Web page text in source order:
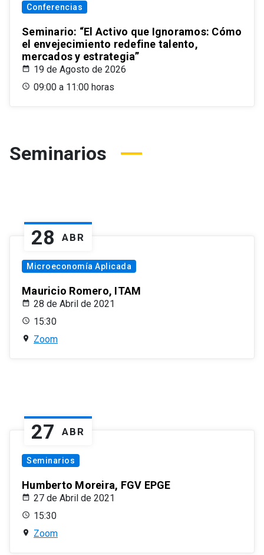
Conferencias
Seminario: “El Activo que Ignoramos: Cómo
el envejecimiento redefine talento,
mercados y estrategia”
19 de Agosto de 2026
09:00 a 11:00 horas
Seminarios
28 ABR
Microeconomía Aplicada
Mauricio Romero, ITAM
28 de Abril de 2021
15:30
Zoom
27 ABR
Seminarios
Humberto Moreira, FGV EPGE
27 de Abril de 2021
15:30
Zoom